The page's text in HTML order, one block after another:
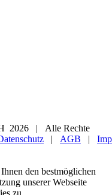
2026 | Alle Rechte
| AGB |
den bestmöglichen
unserer Webseite